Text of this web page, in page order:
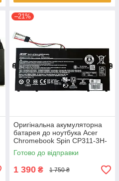
–21%
Оригінальна акумуляторна
батарея до ноутбука Acer
Chromebook Spin CP311-3H-
K2RJ CP311-2H-C679 CP513-
1HL CP513-1H - AP16L8J
Готово до відправки
1 390 ₴ 1 750 ₴